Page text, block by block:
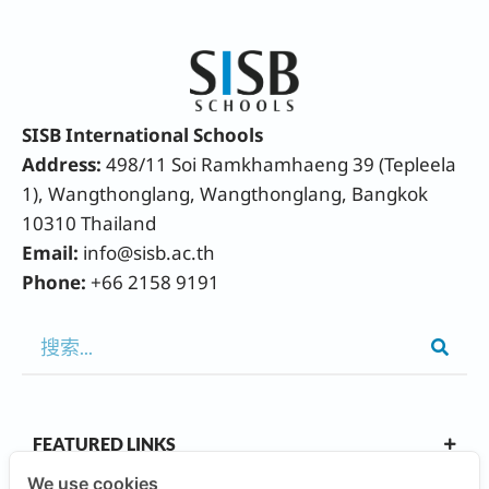
SISB International Schools
Address:498/11 Soi Ramkhamhaeng 39 (Tepleela
1), Wangthonglang, Wangthonglang, Bangkok
10310 Thailand
Email: info@sisb.ac.th
Phone: +66 2158 9191
FEATURED LINKS
We use cookies